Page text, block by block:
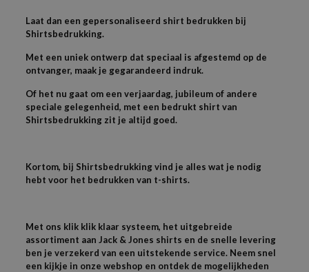
Laat dan een gepersonaliseerd shirt bedrukken bij
Shirtsbedrukking.
Met een uniek ontwerp dat speciaal is afgestemd op de
ontvanger, maak je gegarandeerd indruk.
Of het nu gaat om een verjaardag, jubileum of andere
speciale gelegenheid, met een bedrukt shirt van
Shirtsbedrukking zit je altijd goed.
Kortom, bij Shirtsbedrukking vind je alles wat je nodig
hebt voor het bedrukken van t-shirts.
Met ons klik klik klaar systeem, het uitgebreide
assortiment aan Jack & Jones shirts en de snelle levering
ben je verzekerd van een uitstekende service. Neem snel
een kijkje in onze webshop en ontdek de mogelijkheden